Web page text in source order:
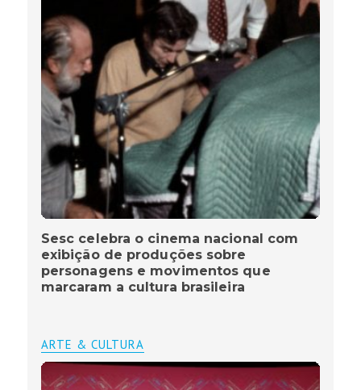
Sesc celebra o cinema nacional com
exibição de produções sobre
personagens e movimentos que
marcaram a cultura brasileira
ARTE & CULTURA